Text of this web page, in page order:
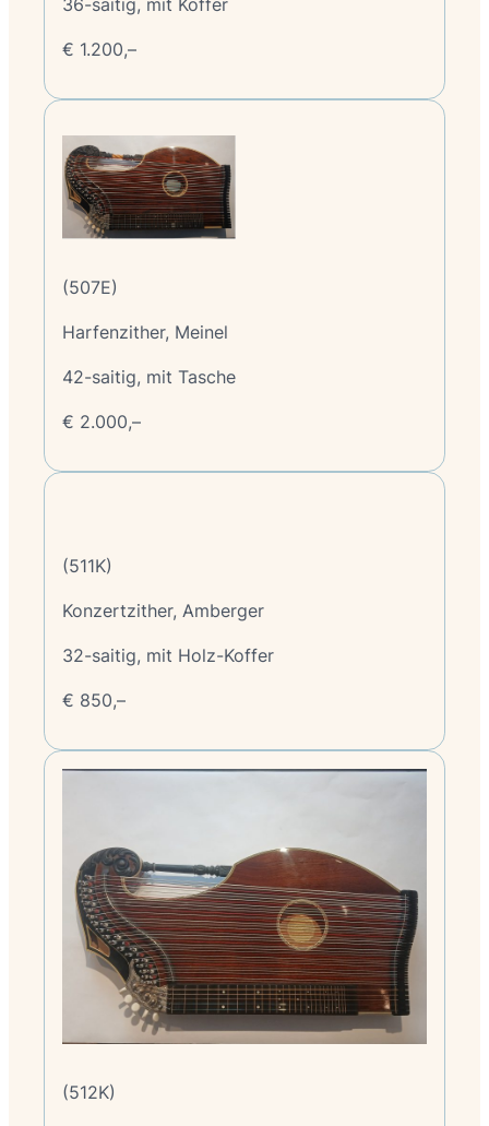
€ 1.200,–
(507E)
Harfenzither, Meinel
42-saitig, mit Tasche
€ 2.000,–
(511K)
Konzertzither, Amberger
32-saitig, mit Holz-Koffer
€ 850,–
(512K)